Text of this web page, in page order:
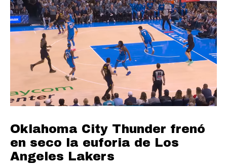
Oklahoma City Thunder frenó
en seco la euforia de Los
Angeles Lakers